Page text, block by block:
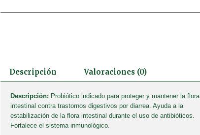
Descripción Valoraciones (0)
Descripción: Probiótico indicado para proteger y mantener la flora
intestinal contra trastornos digestivos por diarrea. Ayuda a la
estabilización de la flora intestinal durante el uso de antibióticos.
Fortalece el sistema inmunológico.